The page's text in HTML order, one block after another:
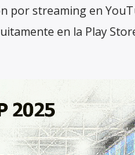
por streaming en
en la Play